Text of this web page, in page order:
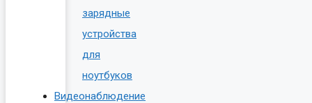
зарядные
устройства
для
ноутбуков
Видеонаблюдение